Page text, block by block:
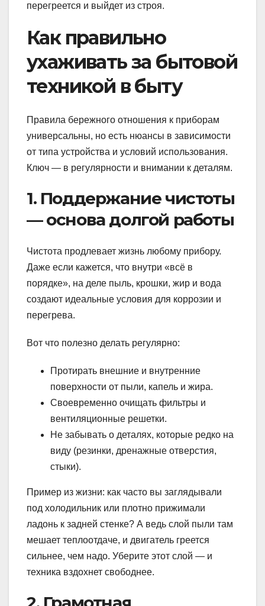
перегреется и выйдет из строя.
Как правильно
ухаживать за бытовой
техникой в быту
Правила бережного отношения к приборам
универсальны, но есть нюансы в зависимости
от типа устройства и условий использования.
Ключ — в регулярности и внимании к деталям.
1. Поддержание чистоты
— основа долгой работы
Чистота продлевает жизнь любому прибору.
Даже если кажется, что внутри «всё в
порядке», на деле пыль, крошки, жир и вода
создают идеальные условия для коррозии и
перегрева.
Вот что полезно делать регулярно:
Протирать внешние и внутренние
поверхности от пыли, капель и жира.
Своевременно очищать фильтры и
вентиляционные решетки.
Не забывать о деталях, которые редко на
виду (резинки, дренажные отверстия,
стыки).
Пример из жизни: как часто вы заглядывали
под холодильник или плотно прижимали
ладонь к задней стенке? А ведь слой пыли там
мешает теплоотдаче, и двигатель греется
сильнее, чем надо. Уберите этот слой — и
техника вздохнет свободнее.